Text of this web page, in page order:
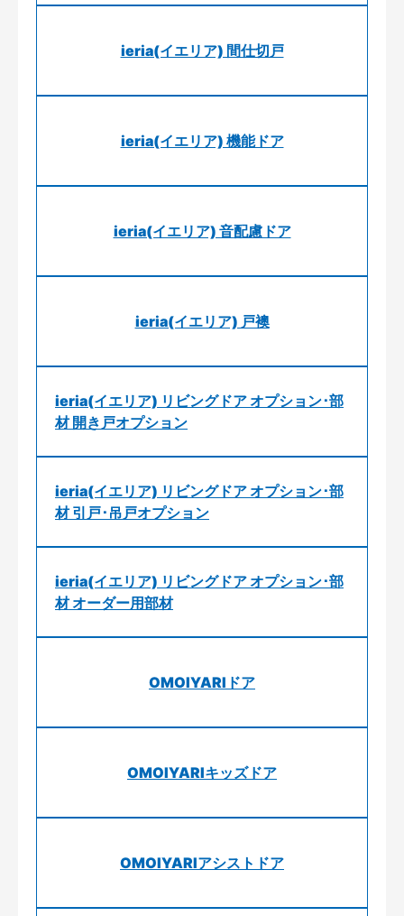
ieria(イエリア) 間仕切戸
ieria(イエリア) 機能ドア
ieria(イエリア) 音配慮ドア
ieria(イエリア) 戸襖
ieria(イエリア) リビングドア オプション･部
材 開き戸オプション
ieria(イエリア) リビングドア オプション･部
材 引戸･吊戸オプション
ieria(イエリア) リビングドア オプション･部
材 オーダー用部材
OMOIYARIドア
OMOIYARIキッズドア
OMOIYARIアシストドア